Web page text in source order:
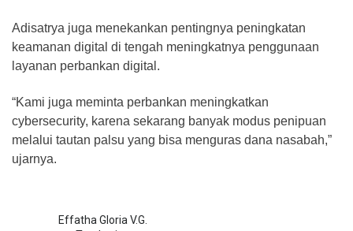
Adisatrya juga menekankan pentingnya peningkatan
keamanan digital di tengah meningkatnya penggunaan
layanan perbankan digital.
“Kami juga meminta perbankan meningkatkan
cybersecurity, karena sekarang banyak modus penipuan
melalui tautan palsu yang bisa menguras dana nasabah,”
ujarnya.
Effatha Gloria V.G.